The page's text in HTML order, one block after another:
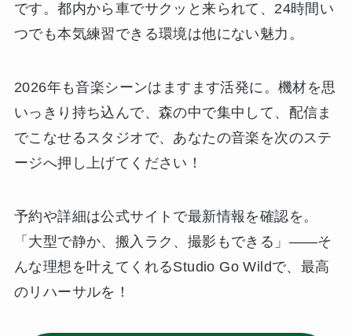
です。都内から車でサクッと来られて、24時間い
つでも本気練習できる環境は他にない魅力。
2026年も音楽シーンはますます活発に。機材を思
いっきり持ち込んで、森の中で集中して、配信ま
でこなせるスタジオで、あなたの音楽を次のステ
ージへ押し上げてください！
予約や詳細は公式サイトで最新情報を確認を。
「大型で静か、搬入ラク、撮影もできる」——そ
んな理想を叶えてくれるStudio Go Wildで、最高
のリハーサルを！